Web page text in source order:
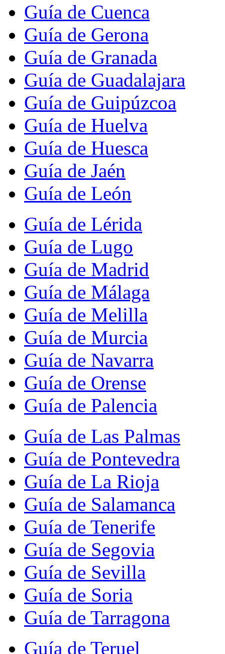
Guía de Cuenca
Guía de Gerona
Guía de Granada
Guía de Guadalajara
Guía de Guipúzcoa
Guía de Huelva
Guía de Huesca
Guía de Jaén
Guía de León
Guía de Lérida
Guía de Lugo
Guía de Madrid
Guía de Málaga
Guía de Melilla
Guía de Murcia
Guía de Navarra
Guía de Orense
Guía de Palencia
Guía de Las Palmas
Guía de Pontevedra
Guía de La Rioja
Guía de Salamanca
Guía de Tenerife
Guía de Segovia
Guía de Sevilla
Guía de Soria
Guía de Tarragona
Guía de Teruel